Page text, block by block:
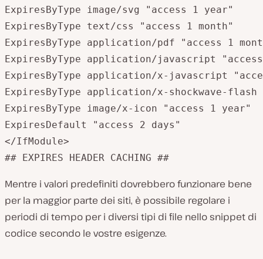
ExpiresByType image/svg "access 1 year"
ExpiresByType text/css "access 1 month"
ExpiresByType application/pdf "access 1
ExpiresByType application/javascript
ExpiresByType application/x-javascript
ExpiresByType application/x-shockwave-flash
ExpiresByType image/x-icon "access 1 year"
ExpiresDefault "access 2 days"
</IfModule>
## EXPIRES HEADER CACHING ##
Mentre i valori predefiniti dovrebbero funzionare bene
per la maggior parte dei siti, è possibile regolare i
periodi di tempo per i diversi tipi di file nello snippet di
codice secondo le vostre esigenze.